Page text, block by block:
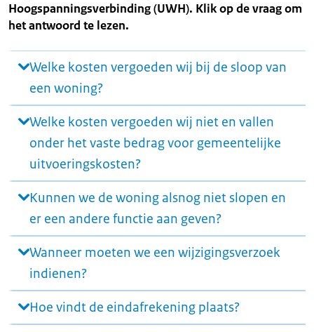
Hoogspanningsverbinding (UWH). Klik op de vraag om
het antwoord te lezen.
Welke kosten vergoeden wij bij de sloop van
een woning?
Welke kosten vergoeden wij niet en vallen
onder het vaste bedrag voor gemeentelijke
uitvoeringskosten?
Kunnen we de woning alsnog niet slopen en
er een andere functie aan geven?
Wanneer moeten we een wijzigingsverzoek
indienen?
Hoe vindt de eindafrekening plaats?